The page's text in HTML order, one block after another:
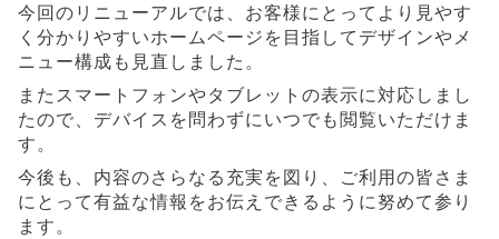
今回のリニューアルでは、お客様にとってより見やす
く分かりやすいホームページを目指してデザインやメ
ニュー構成も見直しました。
またスマートフォンやタブレットの表示に対応しまし
たので、デバイスを問わずにいつでも閲覧いただけま
す。
今後も、内容のさらなる充実を図り、ご利用の皆さま
にとって有益な情報をお伝えできるように努めて参り
ます。